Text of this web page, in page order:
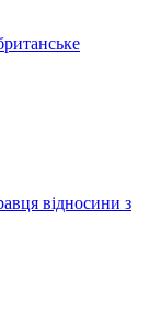
відносини з